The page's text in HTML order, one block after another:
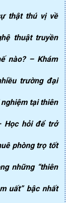
thật thú vị về
thuật truyền
nào? – Khám
trường đại
tại thiên
hỏi để trở
phòng trọ tốt
những “thiên
uất” bậc nhất